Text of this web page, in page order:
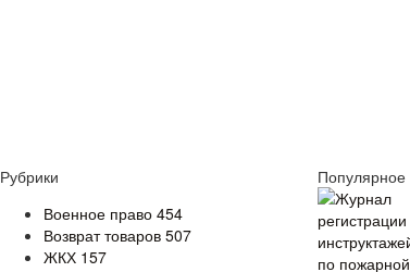
Рубрики
Военное право 454
Возврат товаров 507
ЖКХ 157
Популярное